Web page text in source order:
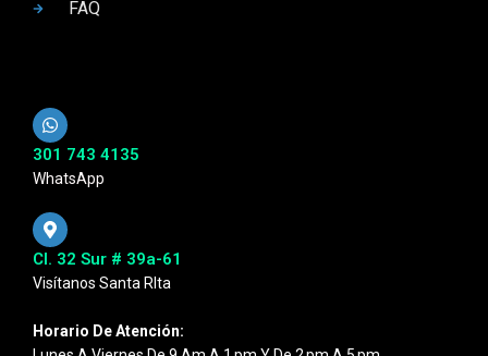
FAQ
301 743 4135
WhatsApp
Cl. 32 Sur # 39a-61
Visítanos Santa RIta
Horario De Atención: